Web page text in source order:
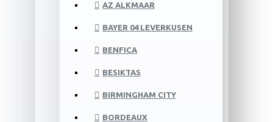
AZ ALKMAAR
BAYER 04 LEVERKUSEN
BENFICA
BESIKTAS
BIRMINGHAM CITY
BORDEAUX